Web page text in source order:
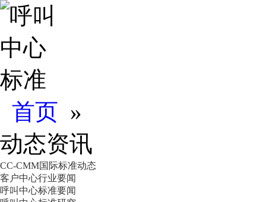
首页 »
动态资讯
CC-CMM国际标准动态
客户中心行业要闻
呼叫中心标准要闻